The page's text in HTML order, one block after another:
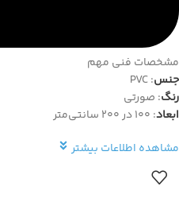
مشخصات فنی مهم
جنس:
PVC
رنگ: صورتی
ابعاد: 100 در 200 سانتی‌متر
مشاهده اطلاعات بیشتر